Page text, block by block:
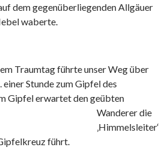
dem gegenüberliegenden Allgäuer
waberte.
Traumtag führte unser Weg über
Stunde zum Gipfel des
Gipfel erwartet den geübten
Wanderer die
‚Himmelsleiter‘
führt.